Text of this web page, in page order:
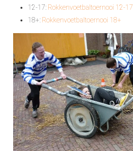
12-17: Rokkenvoetbaltoernooi 12-17
18+: Rokkenvoetbaltoernooi 18+